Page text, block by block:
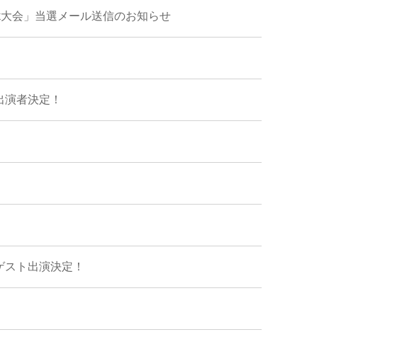
会」当選メール送信のお知らせ
者決定！
ト出演決定！